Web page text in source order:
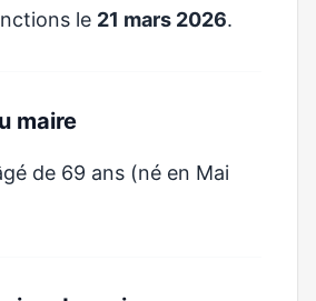
le 21 mars 2026.
maire
de 69 ans (né en Mai